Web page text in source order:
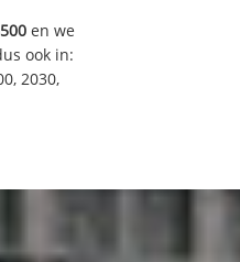
en we
ook in:
2030,